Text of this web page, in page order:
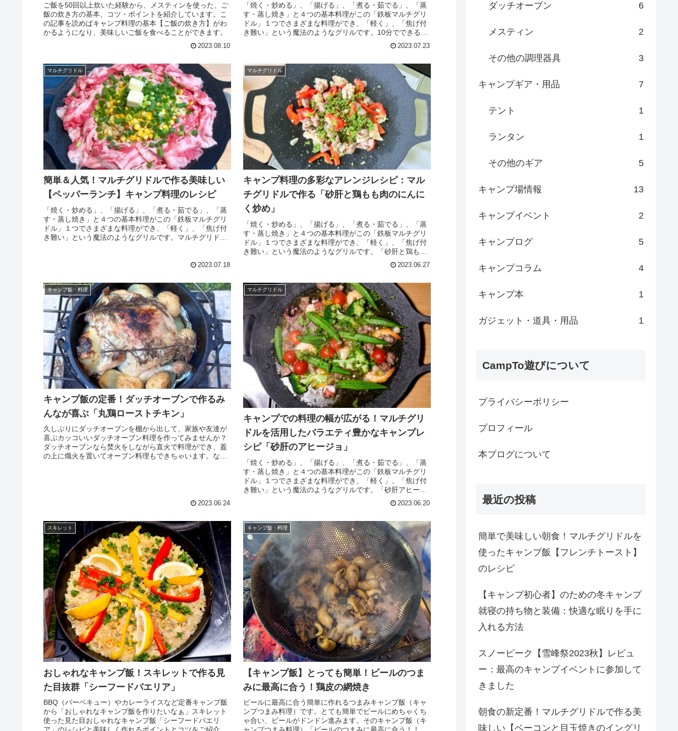
ご飯を50回以上炊いた経験から、メスティンを使った、ご
飯の炊き方の基本、コツ・ポイントを紹介しています。こ
の記事を読めばキャンプ料理の基本【ご飯の炊き方】がわ
かるようになり、美味しいご飯を食べることができます。
2023.08.10
「焼く・炒める」、「揚げる」、「煮る・茹でる」、「蒸
す・蒸し焼き」と４つの基本料理がこの「鉄板マルチグリ
ドル」１つでさまざまな料理ができ、「軽く」、「焦げ付
き難い」という魔法のようなグリルです。10分でできる
【冷やしそば】キャンプ飯のレシピを紹介します。
2023.07.23
マルチグリドル
簡単＆人気！マルチグリドルで作る美味しい
【ペッパーランチ】キャンプ料理のレシピ
「焼く・炒める」、「揚げる」、「煮る・茹でる」、「蒸
す・蒸し焼き」と４つの基本料理がこの「鉄板マルチグリ
ドル」１つでさまざまな料理ができ、「軽く」、「焦げ付
き難い」という魔法のようなグリルです。マルチグリドル
2023.07.18
マルチグリドル
キャンプ料理の多彩なアレンジレシピ：マル
チグリドルで作る「砂肝と鶏もも肉のにんに
く炒め」
「焼く・炒める」、「揚げる」、「煮る・茹でる」、「蒸
す・蒸し焼き」と４つの基本料理がこの「鉄板マルチグリ
ドル」１つでさまざまな料理ができ、「軽く」、「焦げ付
き難い」という魔法のようなグリルです。「砂肝と鶏もも
のにんにく炒め」のキャンプレシピをご紹介します。
2023.06.27
キャンプ飯・料理
キャンプ飯の定番！ダッチオーブンで作るみ
んなが喜ぶ「丸鶏ローストチキン」
久しぶりにダッチオーブンを棚から出して、家族や友達が
喜ぶカッコいいダッチオーブン料理を作ってみませんか？
ダッチオーブンなら焚火をしながら直火で料理ができ、蓋
の上に熾火を置いてオーブン料理もできちゃいます。なん
2023.06.24
マルチグリドル
キャンプでの料理の幅が広がる！マルチグリ
ドルを活用したバラエティ豊かなキャンプレ
シピ「砂肝のアヒージョ」
「焼く・炒める」、「揚げる」、「煮る・茹でる」、「蒸
す・蒸し焼き」と４つの基本料理がこの「鉄板マルチグリ
ドル」１つでさまざまな料理ができ、「軽く」、「焦げ付
き難い」という魔法のようなグリルです。「砂肝アヒージ
2023.06.20
スキレット
おしゃれなキャンプ飯！スキレットで作る見
た目抜群「シーフードパエリア」
BBQ（バーベキュー）やカレーライスなど定番キャンプ飯
から「おしゃれなキャンプ飯を作りたいなぁ」スキレット
使った見た目おしゃれなキャンプ飯「シーフードパエリ
ア」のレシピと美味しく作れるポイントとコツをご紹介し
キャンプ飯・料理
【キャンプ飯】とっても簡単！ビールのつま
みに最高に合う！鶏皮の網焼き
ビールに最高に合う簡単に作れるつまみキャンプ飯（キャ
ンプつまみ料理）です。とても簡単でビールにめちゃくち
ゃ合い、ビールがドンドン進みます。そのキャンプ飯（キ
ャンプつまみ料理）「ビールのつまみに最高に合う！！鶏
ダッチオーブン 6
メスティン 2
その他の調理器具 3
キャンプギア・用品 7
テント 1
ランタン 1
その他のギア 5
キャンプ場情報 13
キャンプイベント 2
キャンプログ 5
キャンプコラム 4
キャンプ本 1
ガジェット・道具・用品 1
CampTo遊びについて
プライバシーポリシー
プロフィール
本ブログについて
最近の投稿
簡単で美味しい朝食！マルチグリドルを
使ったキャンプ飯【フレンチトースト】
のレシピ
【キャンプ初心者】のための冬キャンプ
就寝の持ち物と装備：快適な眠りを手に
入れる方法
スノーピーク【雪峰祭2023秋】レビュ
ー：最高のキャンプイベントに参加して
きました
朝食の新定番！マルチグリドルで作る美
味しい【ベーコンと目玉焼きのイングリ